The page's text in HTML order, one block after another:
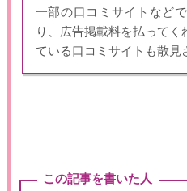
一部の口コミサイトなど
り、広告掲載料を払って
ている口コミサイトも散
この記事を書いた人